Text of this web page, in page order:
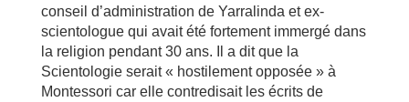
conseil d’administration de Yarralinda et ex-
scientologue qui avait été fortement immergé dans
la religion pendant 30 ans. Il a dit que la
Scientologie serait « hostilement opposée » à
Montessori car elle contredisait les écrits de